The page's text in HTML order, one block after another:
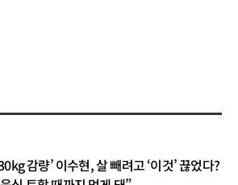
감량’ 이수현, 살 빼려고 ‘이것’ 끊었다?